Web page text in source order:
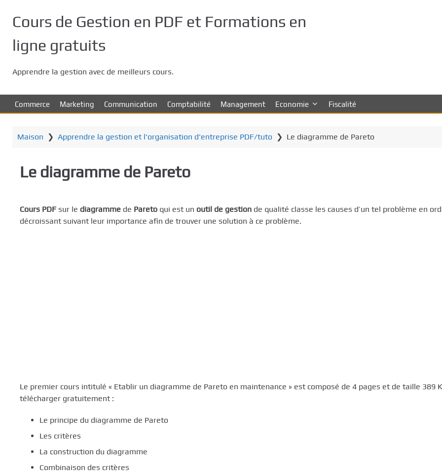
o
Cours de Gestion en PDF et Formations en
ligne gratuits
Apprendre la gestion avec de meilleurs cours.
Commerce Marketing Communication Comptabilité Management Economie Fiscalité
Maison ❯ Apprendre la gestion et l'organisation d'entreprise PDF/tuto ❯ Le diagramme de Pareto
Le diagramme de Pareto
Cours PDFsur le diagramme de Pareto qui est un outil de gestion de qualité classe les causes d’un tel problème en
décroissant suivant leur importance afin de trouver une solution à ce problème.
Le premier cours intitulé « Etablir un diagramme de Pareto en maintenance » est composé de 4 pages et de taille 389
télécharger gratuitement :
Le principe du diagramme de Pareto
Les critères
La construction du diagramme
Combinaison des critères